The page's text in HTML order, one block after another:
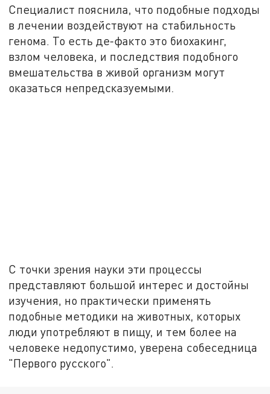
Специалист пояснила, что подобные подходы
в лечении воздействуют на стабильность
генома. То есть де-факто это биохакинг,
взлом человека, и последствия подобного
вмешательства в живой организм могут
оказаться непредсказуемыми.
С точки зрения науки эти процессы
представляют большой интерес и достойны
изучения, но практически применять
подобные методики на животных, которых
люди употребляют в пищу, и тем более на
человеке недопустимо, уверена собеседница
"Первого русского".